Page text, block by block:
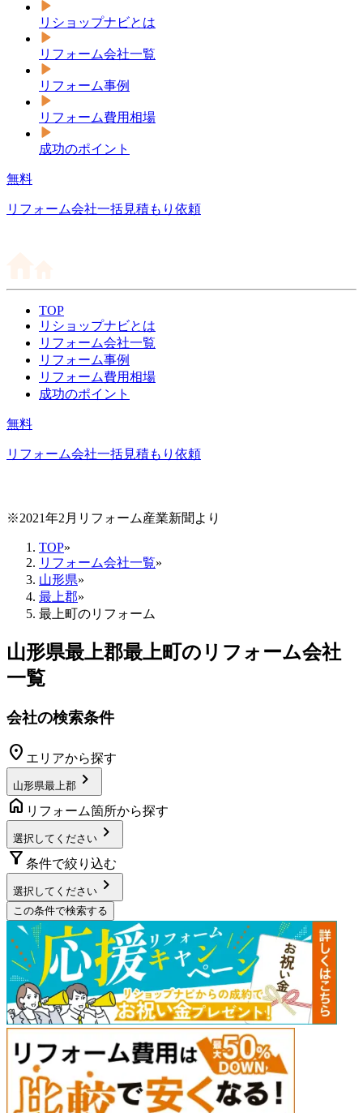
リショップナビとは
リフォーム会社一覧
リフォーム事例
リフォーム費用相場
成功のポイント
無料
リフォーム会社一括見積もり依頼
TOP
リショップナビとは
リフォーム会社一覧
リフォーム事例
リフォーム費用相場
成功のポイント
無料
リフォーム会社一括見積もり依頼
※2021年2月リフォーム産業新聞より
TOP»
リフォーム会社一覧»
山形県»
最上郡»
最上町のリフォーム
山形県最上郡最上町のリフォーム会社
一覧
会社の検索条件
location_on エリアから探す
山形県最上郡 chevron_right
home リフォーム箇所から探す
選択してください chevron_right
filter_alt 条件で絞り込む
選択してください chevron_right
この条件で検索する